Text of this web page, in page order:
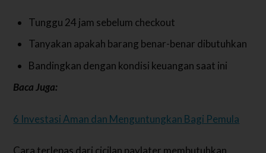
Tunggu 24 jam sebelum checkout
Tanyakan apakah barang benar-benar dibutuhkan
Bandingkan dengan kondisi keuangan saat ini
Baca Juga:
6 Investasi Aman dan Menguntungkan Bagi Pemula